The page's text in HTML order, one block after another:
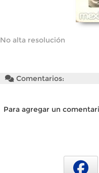
No alta resolución
Comentarios:
Para agregar un